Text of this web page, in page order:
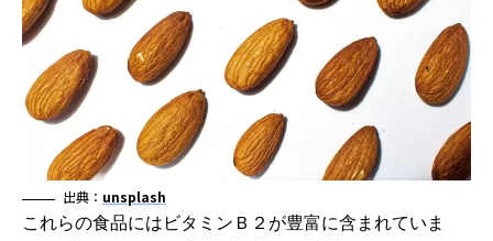
出典： unsplash
これらの食品にはビタミンＢ２が豊富に含まれていま